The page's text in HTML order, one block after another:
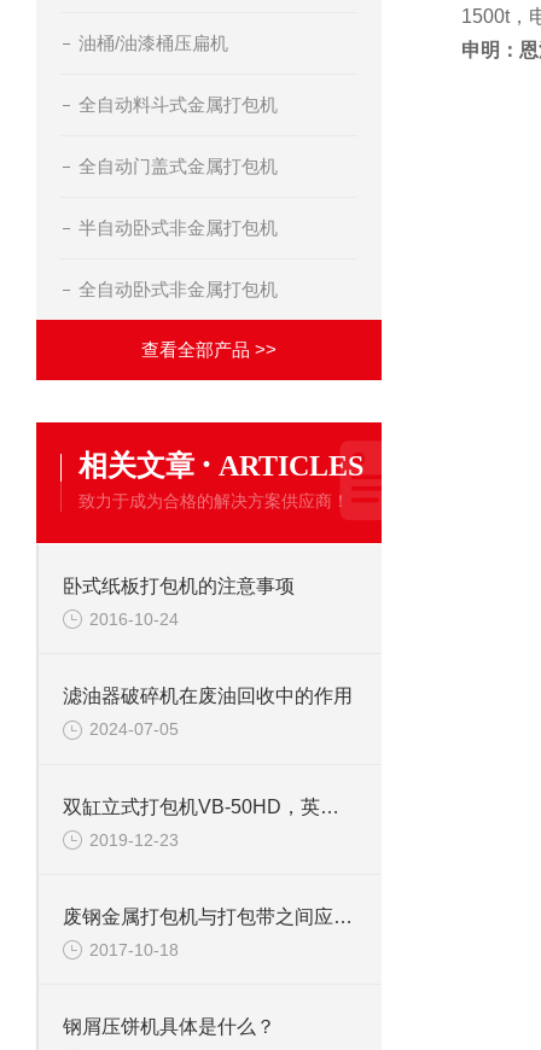
油桶/油漆桶压扁机
全自动料斗式金属打包机
全自动门盖式金属打包机
半自动卧式非金属打包机
全自动卧式非金属打包机
查看全部产品 >>
相关文章 · ARTICLES
致力于成为合格的解决方案供应商！
卧式纸板打包机的注意事项
2016-10-24
滤油器破碎机在废油回收中的作用
2024-07-05
双缸立式打包机VB-50HD，英国DHL总公司
2019-12-23
废钢金属打包机与打包带之间应注意调整
2017-10-18
钢屑压饼机具体是什么？
1500t，
申明：